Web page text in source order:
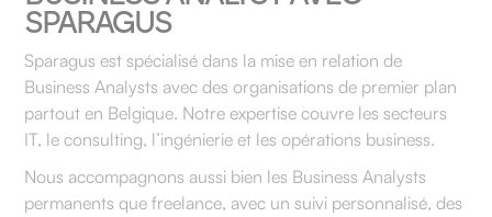
SPARAGUS
Sparagus est spécialisé dans la mise en relation de
Business Analysts avec des organisations de premier plan
partout en Belgique. Notre expertise couvre les secteurs
IT, le consulting, l’ingénierie et les opérations business.
Nous accompagnons aussi bien les Business Analysts
permanents que freelance, avec un suivi personnalisé, des